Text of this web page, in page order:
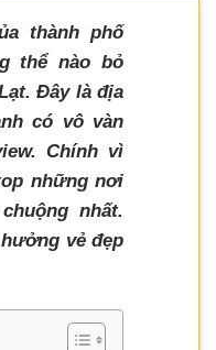
thành phố
thể nào bỏ
Đây là địa
có vô vàn
Chính vì
những nơi
nhất.
vẻ đẹp